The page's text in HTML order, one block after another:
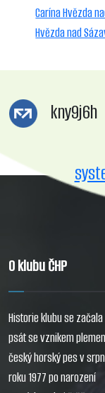
Carína Hvězda
Hvězda nad
O klubu ČHP
Historie klubu se začala
psát se vznikem
český horský pes v
roku 1977 po narození